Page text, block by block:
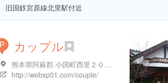
旧国鉄宮原線北里駅付近
P カップル
熊本県阿蘇郡 小国町西里２０５３−２０４
http://websp01.com/couple/